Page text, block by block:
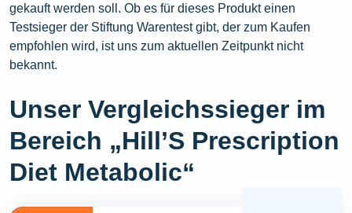
gekauft werden soll. Ob es für dieses Produkt einen
Testsieger der Stiftung Warentest gibt, der zum Kaufen
empfohlen wird, ist uns zum aktuellen Zeitpunkt nicht
bekannt.
Unser Vergleichssieger im
Bereich „Hill’S Prescription
Diet Metabolic“